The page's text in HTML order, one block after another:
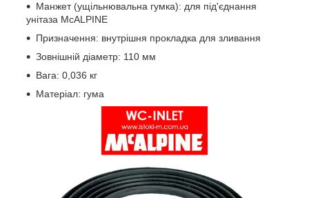
Манжет (ущільнювальна гумка): для під'єднання
унітаза McALPINE
Призначення: внутрішня прокладка для зливання
Зовнішній діаметр: 110 мм
Вага: 0,036 кг
Матеріал: гума